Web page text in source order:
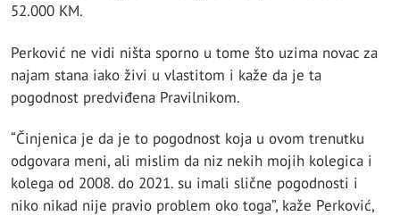
52.000 KM.
Perković ne vidi ništa sporno u tome što uzima novac za
najam stana iako živi u vlastitom i kaže da je ta
pogodnost predviđena Pravilnikom.
“Činjenica je da je to pogodnost koja u ovom trenutku
odgovara meni, ali mislim da niz nekih mojih kolegica i
kolega od 2008. do 2021. su imali slične pogodnosti i
niko nikad nije pravio problem oko toga”, kaže Perković,